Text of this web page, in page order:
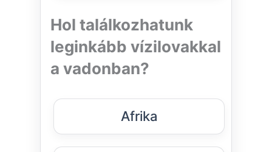
Hol találkozhatunk
leginkább vízilovakkal
a vadonban?
Afrika